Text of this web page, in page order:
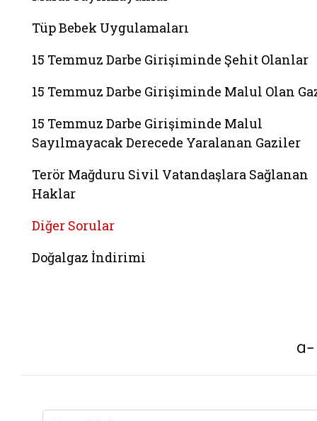
Tüp Bebek Uygulamaları
15 Temmuz Darbe Girişiminde Şehit Olanlar
15 Temmuz Darbe Girişiminde Malul Olan
15 Temmuz Darbe Girişiminde Malul
Sayılmayacak Derecede Yaralanan Gaziler
Terör Mağduru Sivil Vatandaşlara Sağlanan
Haklar
Diğer Sorular
Doğalgaz İndirimi